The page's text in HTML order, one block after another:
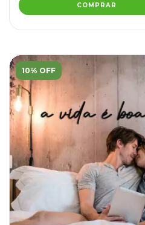
COMPRAR
10% OFF